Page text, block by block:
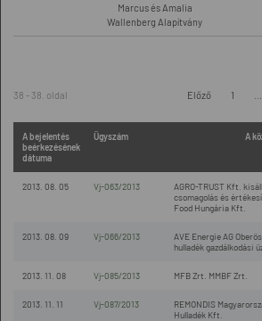
Marcus és Amalia
Wallenberg Alapítvány
38 - 38. oldal Előző 1
A bejelentés
beérkezésének
dátuma
Ügyszám A
2013. 08. 05 Vj-063/2013
AGRO-TRUST Kft.
csomagolás és
Food Hungária Kft.
2013. 08. 09 Vj-066/2013
AVE Energie AG
hulladék gazdálkodási
2013. 11. 08 Vj-085/2013 MFB Zrt. MMBF Zrt.
2013. 11. 11 Vj-087/2013
REMONDIS
Hulladék Kft.